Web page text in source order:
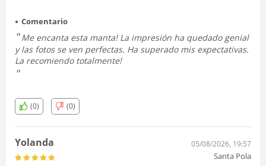
Comentario
Me encanta esta manta! La impresión ha quedado genial
y las fotos se ven perfectas. Ha superado mis expectativas.
La recomiendo totalmente!
(0) (0)
Yolanda 05/08/2026, 19:57
Santa Pola